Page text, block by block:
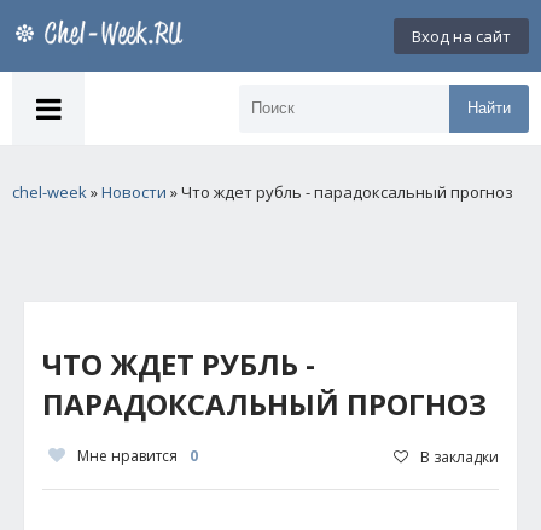
Вход на сайт
Найти
chel-week»Новости » Что ждет рубль - парадоксальный прогноз
ЧТО ЖДЕТ РУБЛЬ -
ПАРАДОКСАЛЬНЫЙ ПРОГНОЗ
Мне нравится 0 В закладки